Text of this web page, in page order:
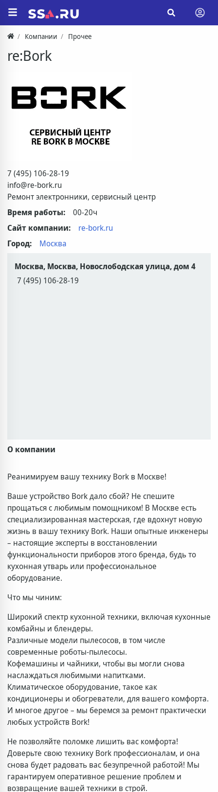
Компании Прочее
re:Bork
7 (495) 106-28-19
info@re-bork.ru
Ремонт электронники, сервисный центр
Время работы:
00-20ч
Сайт компании:
re-bork.ru
Город:
Москва
Москва, Москва, Новослободская улица, дом 4
7 (495) 106-28-19
О компании
Реанимируем вашу технику Bork в Москве!
Ваше устройство Bork дало сбой? Не спешите
прощаться с любимым помощником! В Москве есть
специализированная мастерская, где вдохнут новую
жизнь в вашу технику Bork. Наши опытные инженеры
– настоящие эксперты в восстановлении
функциональности приборов этого бренда, будь то
кухонная утварь или профессиональное
оборудование.
Что мы чиним:
Широкий спектр кухонной техники, включая кухонные
комбайны и блендеры.
Различные модели пылесосов, в том числе
современные роботы-пылесосы.
Кофемашины и чайники, чтобы вы могли снова
наслаждаться любимыми напитками.
Климатическое оборудование, такое как
кондиционеры и обогреватели, для вашего комфорта.
И многое другое – мы беремся за ремонт практически
любых устройств Bork!
Не позволяйте поломке лишить вас комфорта!
Доверьте свою технику Bork профессионалам, и она
снова будет радовать вас безупречной работой! Мы
гарантируем оперативное решение проблем и
возвращение вашей техники в строй.